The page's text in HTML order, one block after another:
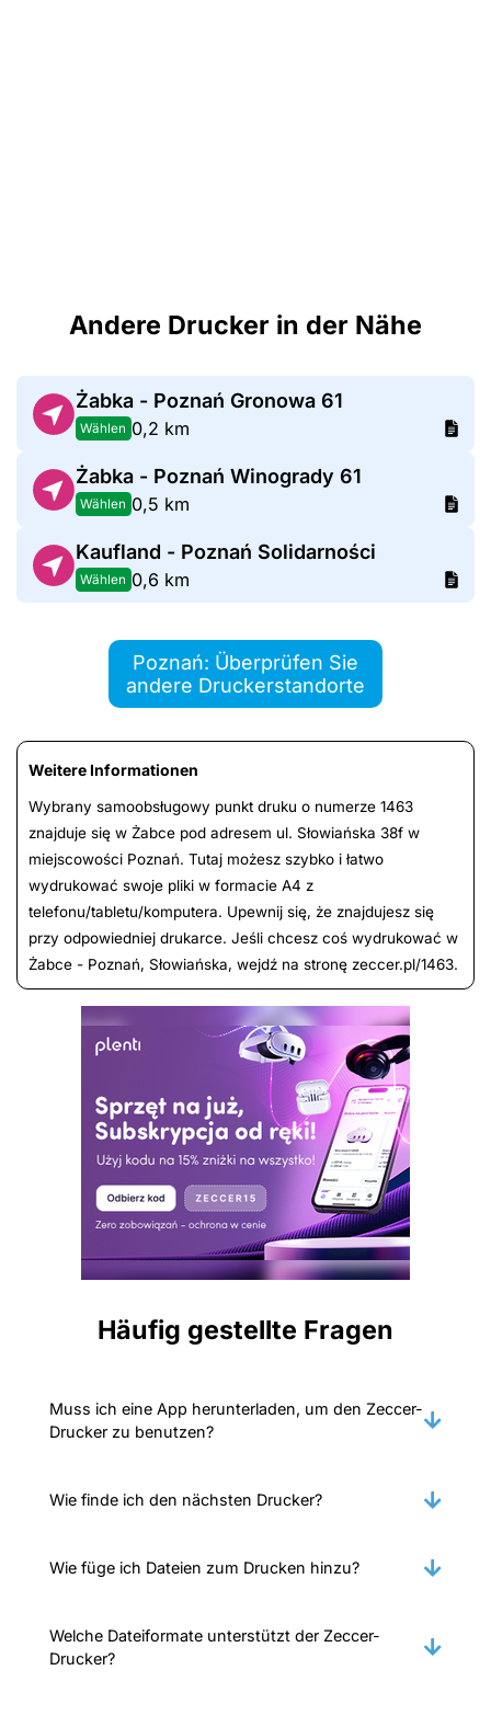
Andere Drucker in der Nähe
Żabka - Poznań Gronowa 61
Wählen 0,2 km
Żabka - Poznań Winogrady 61
Wählen 0,5 km
Kaufland - Poznań Solidarności
Wählen 0,6 km
Poznań: Überprüfen Sie
andere Druckerstandorte
Weitere Informationen
Wybrany samoobsługowy punkt druku o numerze 1463
znajduje się w Żabce pod adresem ul. Słowiańska 38f w
miejscowości Poznań. Tutaj możesz szybko i łatwo
wydrukować swoje pliki w formacie A4 z
telefonu/tabletu/komputera. Upewnij się, że znajdujesz się
przy odpowiedniej drukarce. Jeśli chcesz coś wydrukować w
Żabce - Poznań, Słowiańska, wejdź na stronę zeccer.pl/1463.
Häufig gestellte Fragen
Muss ich eine App herunterladen, um den Zeccer-
Drucker zu benutzen?
Wie finde ich den nächsten Drucker?
Wie füge ich Dateien zum Drucken hinzu?
Welche Dateiformate unterstützt der Zeccer-
Drucker?